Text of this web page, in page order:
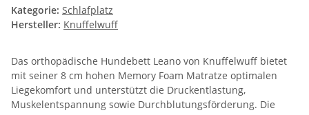
Kategorie: Schlafplatz
Hersteller: Knuffelwuff
Das orthopädische Hundebett Leano von Knuffelwuff bietet
mit seiner 8 cm hohen Memory Foam Matratze optimalen
Liegekomfort und unterstützt die Druckentlastung,
Muskelentspannung sowie Durchblutungsförderung. Die